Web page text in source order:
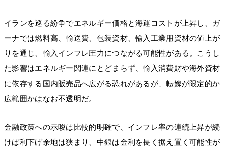
イランを巡る紛争でエネルギー価格と海運コストが上昇し、ガ
ーナでは燃料高、輸送費、包装資材、輸入工業用資材の値上が
りを通じ、輸入インフレ圧力につながる可能性がある。こうし
た影響はエネルギー関連にとどまらず、輸入消費財や海外資材
に依存する国内販売品へ広がる恐れがあるが、転嫁が限定的か
広範囲かはなお不透明だ。
金融政策への示唆は比較的明確で、インフレ率の連続上昇が続
けば利下げ余地は狭まり、中銀は金利を長く据え置く可能性が